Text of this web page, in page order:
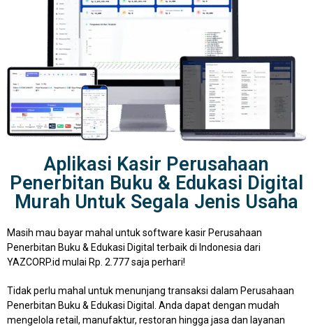
Aplikasi Kasir Perusahaan
Penerbitan Buku & Edukasi Digital
Murah Untuk Segala Jenis Usaha
Masih mau bayar mahal untuk software kasir Perusahaan
Penerbitan Buku & Edukasi Digital terbaik di Indonesia dari
YAZCORP.id mulai Rp. 2.777 saja perhari!
Tidak perlu mahal untuk menunjang transaksi dalam Perusahaan
Penerbitan Buku & Edukasi Digital. Anda dapat dengan mudah
mengelola retail, manufaktur, restoran hingga jasa dan layanan